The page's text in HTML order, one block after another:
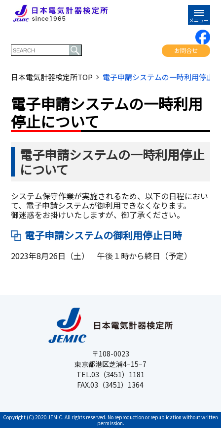
お問合せ
日本電気計器検定所TOP 電子申請システムの一時利用停止
電子申請システムの一時利用
停止について
電子申請システムの一時利用停止
について
システム保守作業が実施されるため、以下の日程におい
て、電子申請システムが御利用できなくなります。
御迷惑をお掛けいたしますが、御了承ください。
電子申請システムの御利用停止日時
2023年8月26日（土） 午後１時から終日（予定）
〒108-0023
東京都港区芝浦4−15−7
TEL.03（3451）1181
FAX.03（3451）1364
Copyright (C) 2020 JEMIC. All rights reserved. No reproduction or republication without written
permission.